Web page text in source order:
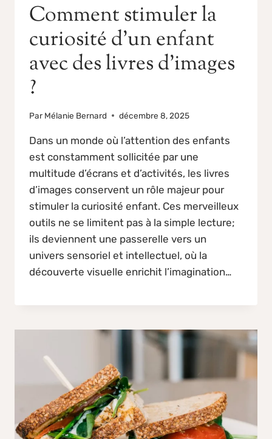
Comment stimuler la
curiosité d’un enfant
avec des livres d’images
?
Par Mélanie Bernard décembre 8, 2025
Dans un monde où l’attention des enfants
est constamment sollicitée par une
multitude d’écrans et d’activités, les livres
d’images conservent un rôle majeur pour
stimuler la curiosité enfant. Ces merveilleux
outils ne se limitent pas à la simple lecture;
ils deviennent une passerelle vers un
univers sensoriel et intellectuel, où la
découverte visuelle enrichit l’imagination…